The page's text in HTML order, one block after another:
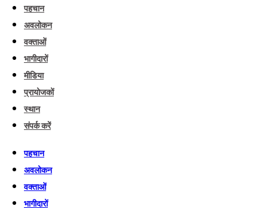
पहचान
अवलोकन
वक्ताओं
भागीदारों
मीडिया
प्रायोजकों
स्थान
संपर्क करें
पहचान
अवलोकन
वक्ताओं
भागीदारों